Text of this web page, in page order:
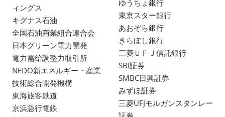
ィングス
キグナス石油
全国石油商業組合連合会
日本グリーン電力開発
電力需給調整力取引所
NEDO新エネルギー・産業
技術総合開発機構
東海旅客鉄道
京浜急行電鉄
ゆうちょ銀行
東京スター銀行
あおぞら銀行
きらぼし銀行
三菱ＵＦＪ信託銀行
SBI証券
SMBC日興証券
みずほ証券
三菱UFJモルガンスタンレー